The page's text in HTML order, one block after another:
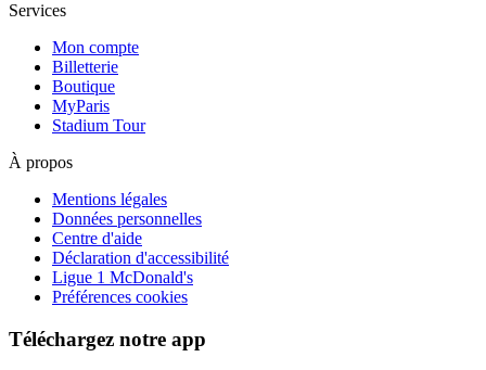
Services
Mon compte
Billetterie
Boutique
MyParis
Stadium Tour
À propos
Mentions légales
Données personnelles
Centre d'aide
Déclaration d'accessibilité
Ligue 1 McDonald's
Préférences cookies
Téléchargez notre app